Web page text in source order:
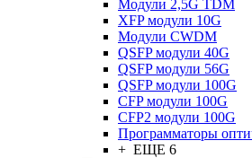
Модули 2,5G TDM
XFP модули 10G
Модули CWDM
QSFP модули 40G
QSFP модули 56G
QSFP модули 100G
CFP модули 100G
CFP2 модули 100G
Программаторы
+ ЕЩЕ 6